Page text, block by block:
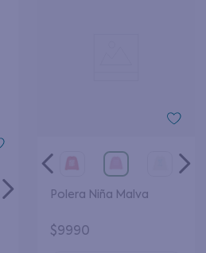
Polera Niña Malva
$9990